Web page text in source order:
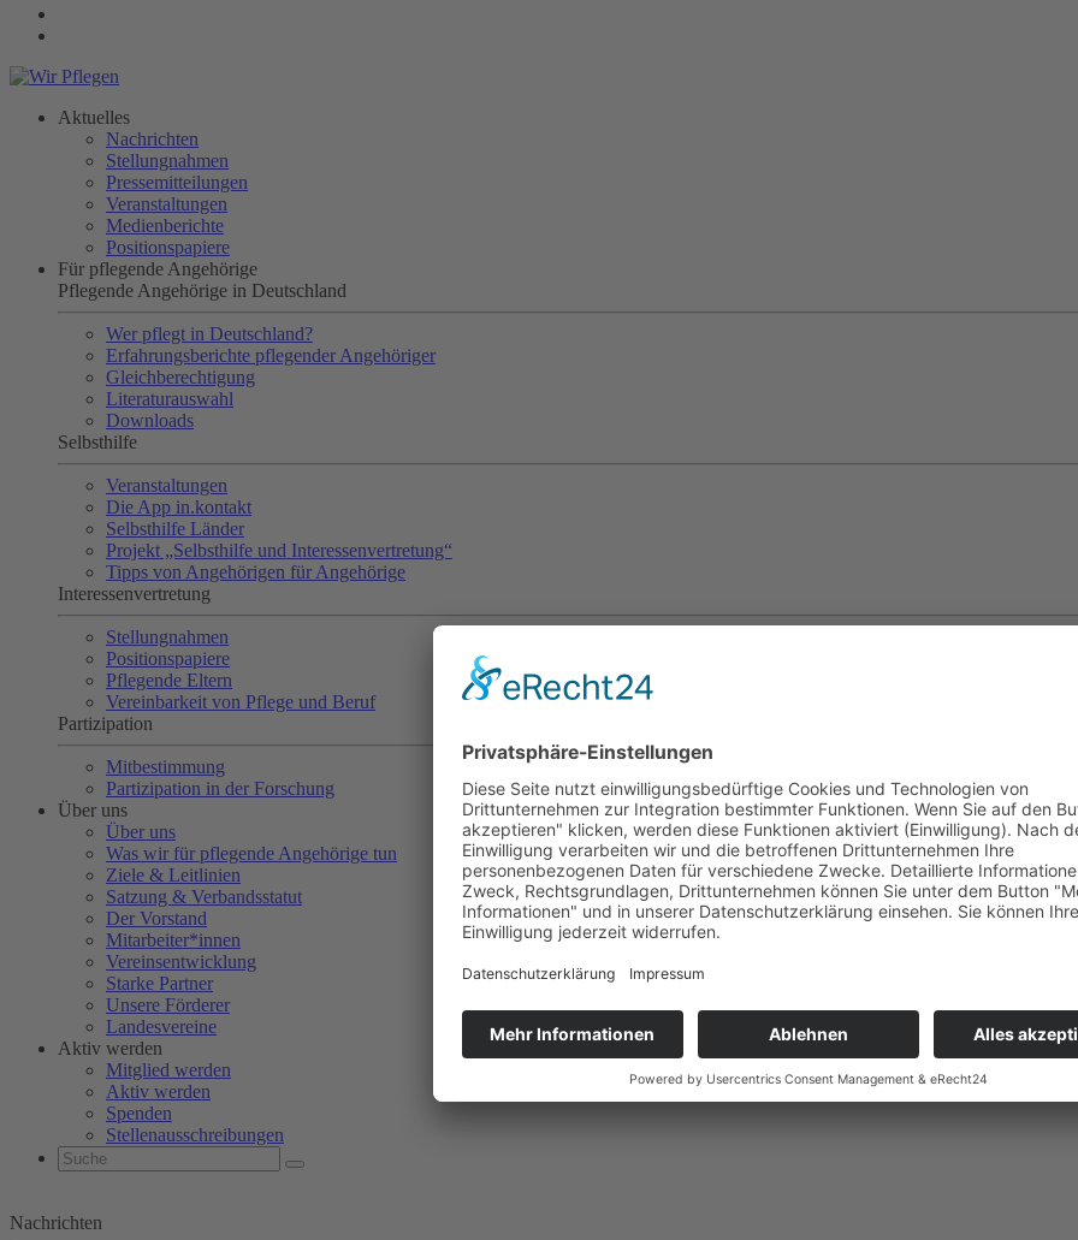
Aktuelles
Nachrichten
Stellungnahmen
Pressemitteilungen
Veranstaltungen
Medienberichte
Positionspapiere
Für pflegende Angehörige
Pflegende Angehörige in Deutschland
Wer pflegt in Deutschland?
Erfahrungsberichte pflegender Angehöriger
Gleichberechtigung
Literaturauswahl
Downloads
Selbsthilfe
Veranstaltungen
Die App in.kontakt
Selbsthilfe Länder
Projekt „Selbsthilfe und Interessenvertretung“
Tipps von Angehörigen für Angehörige
Interessenvertretung
Stellungnahmen
Positionspapiere
Pflegende Eltern
Vereinbarkeit von Pflege und Beruf
Partizipation
Mitbestimmung
Partizipation in der Forschung
Über uns
Über uns
Was wir für pflegende Angehörige tun
Ziele & Leitlinien
Satzung & Verbandsstatut
Der Vorstand
Mitarbeiter*innen
Vereinsentwicklung
Starke Partner
Unsere Förderer
Landesvereine
Aktiv werden
Mitglied werden
Aktiv werden
Spenden
Stellenausschreibungen
Nachrichten